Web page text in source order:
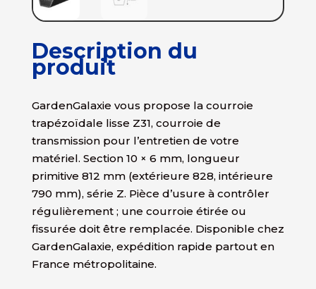
Description du
produit
GardenGalaxie vous propose la courroie
trapézoïdale lisse Z31, courroie de
transmission pour l’entretien de votre
matériel. Section 10 × 6 mm, longueur
primitive 812 mm (extérieure 828, intérieure
790 mm), série Z. Pièce d’usure à contrôler
régulièrement ; une courroie étirée ou
fissurée doit être remplacée. Disponible chez
GardenGalaxie, expédition rapide partout en
France métropolitaine.